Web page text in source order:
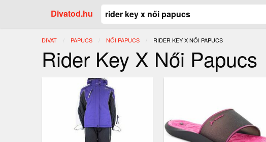
Divatod.hu
DIVAT PAPUCS NŐI PAPUCS JELENLEGI:
RIDER KEY X NŐI PAPUCS
Rider Key X Női Papucs